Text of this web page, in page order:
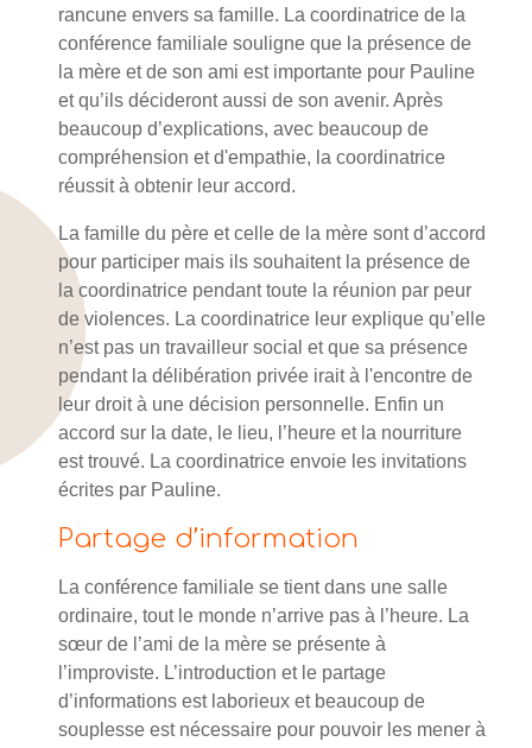
rancune envers sa famille. La coordinatrice de la
conférence familiale souligne que la présence de
la mère et de son ami est importante pour Pauline
et qu’ils décideront aussi de son avenir. Après
beaucoup d’explications, avec beaucoup de
compréhension et d'empathie, la coordinatrice
réussit à obtenir leur accord.
La famille du père et celle de la mère sont d’accord
pour participer mais ils souhaitent la présence de
la coordinatrice pendant toute la réunion par peur
de violences. La coordinatrice leur explique qu’elle
n’est pas un travailleur social et que sa présence
pendant la délibération privée irait à l'encontre de
leur droit à une décision personnelle. Enfin un
accord sur la date, le lieu, l’heure et la nourriture
est trouvé. La coordinatrice envoie les invitations
écrites par Pauline.
Partage d’information
La conférence familiale se tient dans une salle
ordinaire, tout le monde n’arrive pas à l’heure. La
sœur de l’ami de la mère se présente à
l’improviste. L’introduction et le partage
d’informations est laborieux et beaucoup de
souplesse est nécessaire pour pouvoir les mener à